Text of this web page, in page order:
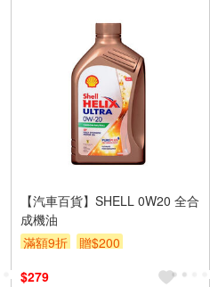
【汽車百貨】SHELL 0W20 全合
成機油
滿額9折
贈$200
$279